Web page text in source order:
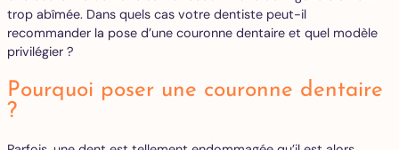
trop abîmée. Dans quels cas votre dentiste peut-il
recommander la pose d’une couronne dentaire et quel modèle
privilégier ?
Pourquoi poser une couronne dentaire
?